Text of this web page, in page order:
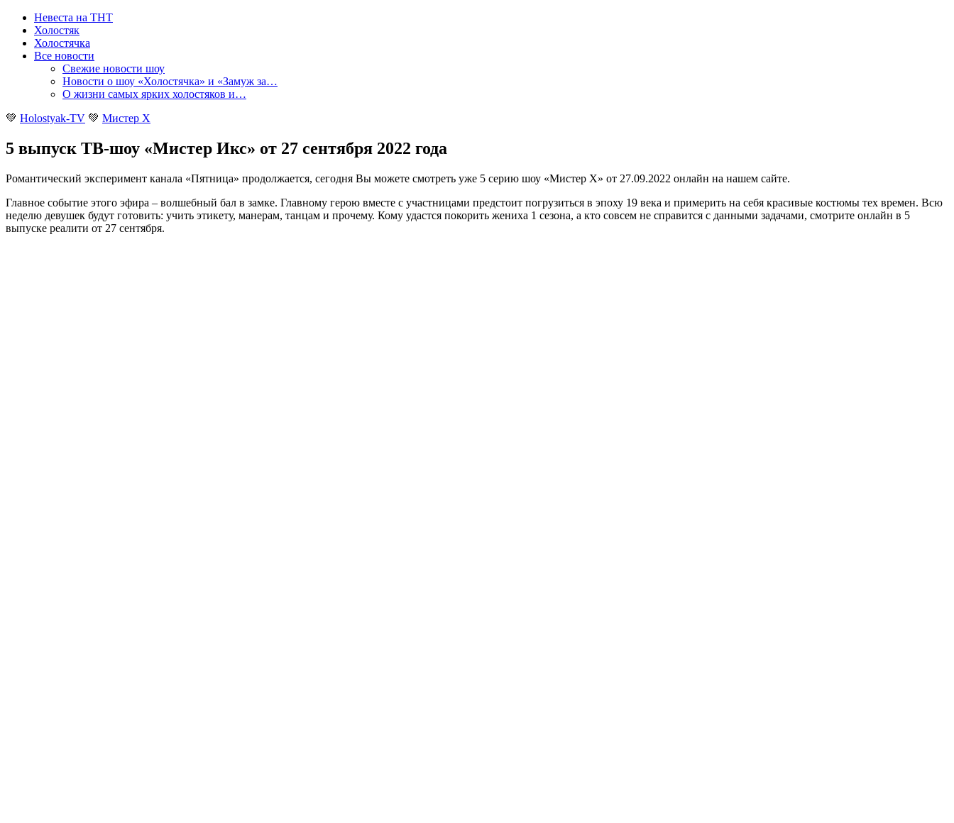
Невеста на ТНТ
Холостяк
Холостячка
Все новости
Свежие новости шоу
Новости о шоу «Холостячка» и «Замуж за…
О жизни самых ярких холостяков и…
💚 Holostyak-TV 💚 Мистер X
5 выпуск ТВ-шоу «Мистер Икс» от 27 сентября 2022 года
Романтический эксперимент канала «Пятница» продолжается, сегодня Вы можете смотреть уже 5 серию шоу «Мистер Х» от 27.09.2022 онлайн на нашем сайте.
Главное событие этого эфира – волшебный бал в замке. Главному герою вместе с участницами предстоит погрузиться в эпоху 19 века и примерить на себя красивые костюмы тех времен. Всю
неделю девушек будут готовить: учить этикету, манерам, танцам и прочему. Кому удастся покорить жениха 1 сезона, а кто совсем не справится с данными задачами, смотрите онлайн в 5
выпуске реалити от 27 сентября.